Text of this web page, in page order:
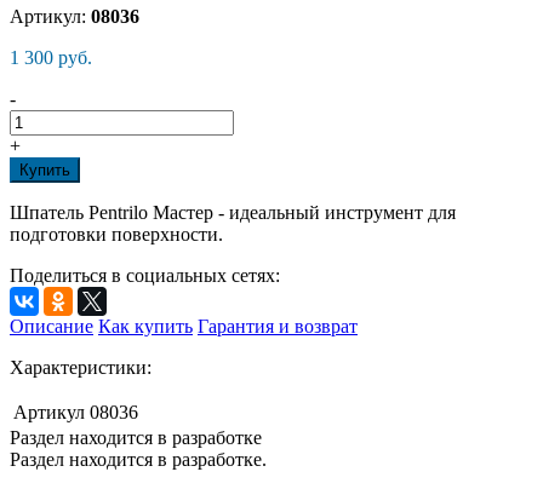
Артикул: 08036
1 300 руб.
-
+
Купить
Шпатель Pentrilo Мастер - идеальный инструмент для
подготовки поверхности.
Поделиться в социальных сетях:
Описание Как купить Гарантия и возврат
Характеристики:
Артикул 08036
Раздел находится в разработке
Раздел находится в разработке.